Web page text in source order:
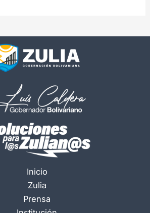
Inicio
Zulia
Prensa